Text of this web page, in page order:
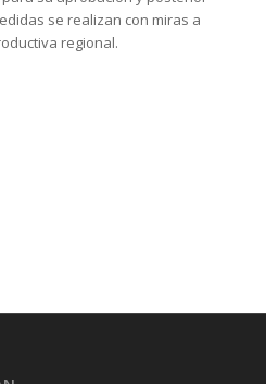
se realizan con miras a
regional.